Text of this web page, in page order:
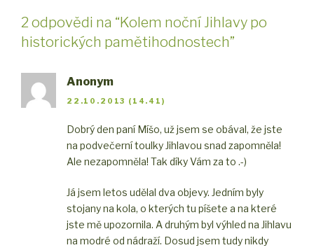
2 odpovědi na “Kolem noční Jihlavy po
historických pamětihodnostech”
Anonym
22.10.2013 (14.41)
Dobrý den paní Míšo, už jsem se obával, že jste
na podvečerní toulky Jihlavou snad zapomněla!
Ale nezapomněla! Tak díky Vám za to .-)
Já jsem letos udělal dva objevy. Jedním byly
stojany na kola, o kterých tu píšete a na které
jste mě upozornila. A druhým byl výhled na Jihlavu
na modré od nádraží. Dosud jsem tudy nikdy